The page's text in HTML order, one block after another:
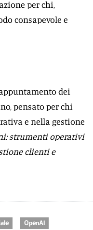
per chi,
consapevole e
dei
pensato per chi
e nella gestione
strumenti operativi
clienti e
OpenAI